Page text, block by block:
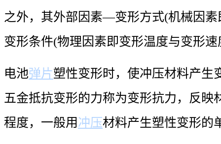
之外，其外部因素—变形方式(机械因
变形条件(物理因素即变形温度与变形
电池弹片塑性变形时，使冲压材料产生
五金抵抗变形的力称为变形抗力，反映
程度，一般用冲压材料产生塑性变形的